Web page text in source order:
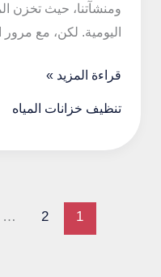
ومنشآتنا، حيث تخزن
اليومية. لكن، مع مرور
تنظيف
قراءة المزيد »
تنظيف خزانات المياه
1
2
…